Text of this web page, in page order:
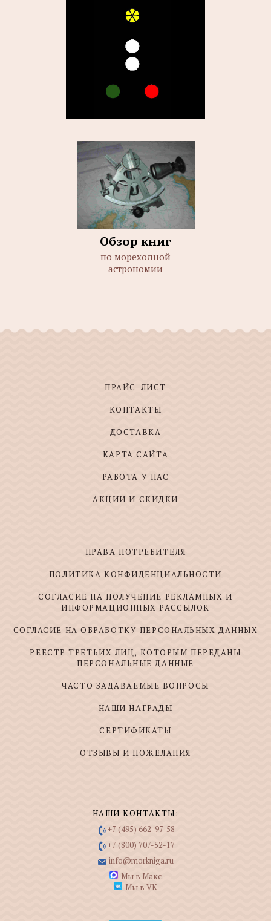
Обзор книг
по мореходной
астрономии
ПРАЙС-ЛИСТ
КОНТАКТЫ
ДОСТАВКА
КАРТА САЙТА
РАБОТА У НАС
АКЦИИ И СКИДКИ
ПРАВА ПОТРЕБИТЕЛЯ
ПОЛИТИКА КОНФИДЕНЦИАЛЬНОСТИ
СОГЛАСИЕ НА ПОЛУЧЕНИЕ РЕКЛАМНЫХ И
ИНФОРМАЦИОННЫХ РАССЫЛОК
СОГЛАСИЕ НА ОБРАБОТКУ ПЕРСОНАЛЬНЫХ ДАННЫХ
РЕЕСТР ТРЕТЬИХ ЛИЦ, КОТОРЫМ ПЕРЕДАНЫ
ПЕРСОНАЛЬНЫЕ ДАННЫЕ
ЧАСТО ЗАДАВАЕМЫЕ ВОПРОСЫ
НАШИ НАГРАДЫ
СЕРТИФИКАТЫ
ОТЗЫВЫ И ПОЖЕЛАНИЯ
НАШИ КОНТАКТЫ:
+7 (495) 662-97-58
+7 (800) 707-52-17
info@morkniga.ru
Мы в Макс
Мы в VK